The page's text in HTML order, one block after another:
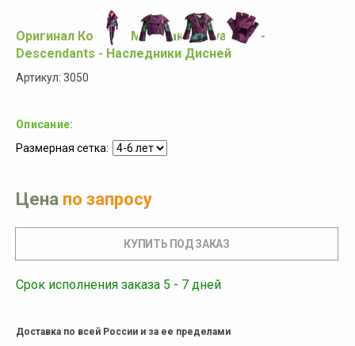
Оригинал Костюм Мэл с аксессуарами -
Descendants - Наследники Дисней
Артикул: 3050
Описание:
Размерная сетка:
Цена по запросу
Срок исполнения заказа 5 - 7 дней
Доставка по всей России и за ее пределами